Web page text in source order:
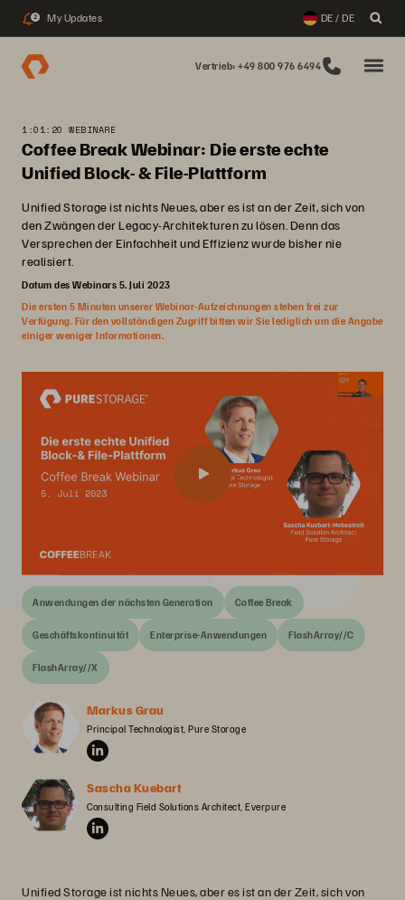
2 My Updates DE / DE
Vertrieb: +49 800 976 6494
1:01:20 WEBINARE
Coffee Break Webinar: Die erste echte
Unified Block- & File-Plattform
Unified Storage ist nichts Neues, aber es ist an der Zeit, sich von
den Zwängen der Legacy-Architekturen zu lösen. Denn das
Versprechen der Einfachheit und Effizienz wurde bisher nie
realisiert.
Datum des Webinars 5. Juli 2023
Die ersten 5 Minuten unserer Webinar-Aufzeichnungen stehen frei zur
Verfügung. Für den vollständigen Zugriff bitten wir Sie lediglich um die Angabe
einiger weniger Informationen.
Anwendungen der nächsten Generation Coffee Break
Geschäftskontinuität Enterprise-Anwendungen FlashArray//C
FlashArray//X
Markus Grau
Principal Technologist, Pure Storage
Sascha Kuebart
Consulting Field Solutions Architect, Everpure
Unified Storage ist nichts Neues, aber es ist an der Zeit, sich von